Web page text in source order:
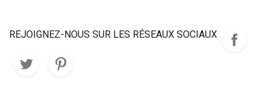
REJOIGNEZ-NOUS SUR LES RÉSEAUX SOCIAUX